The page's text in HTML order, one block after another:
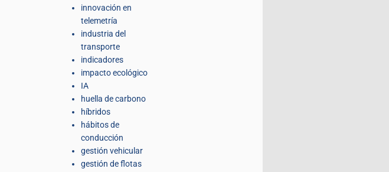
innovación en
telemetría
industria del
transporte
indicadores
impacto ecológico
IA
huella de carbono
híbridos
hábitos de
conducción
gestión vehicular
gestión de flotas